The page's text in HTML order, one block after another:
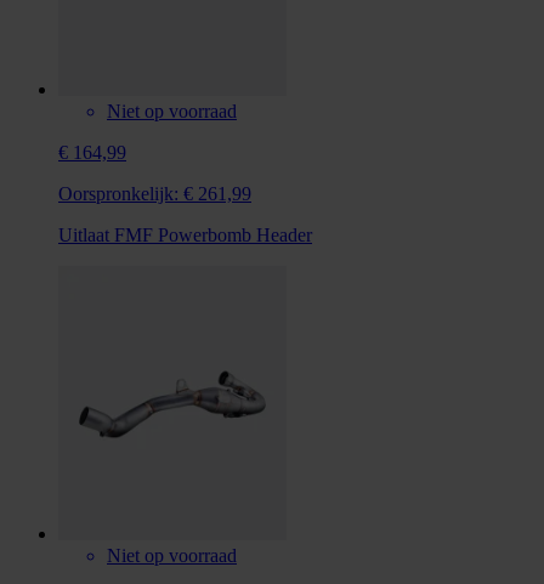
Niet op voorraad
€ 164,99
Oorspronkelijk: € 261,99
Uitlaat FMF Powerbomb Header
Niet op voorraad